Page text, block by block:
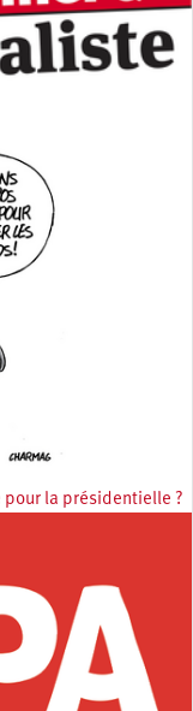
pour la présidentielle ?